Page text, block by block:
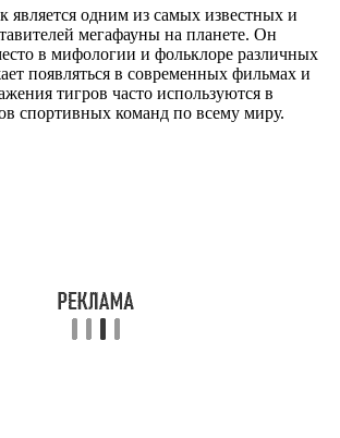
одним из самых известных и
мегафауны на планете. Он
в мифологии и фольклоре различных
появляться в современных фильмах и
тигров часто используются в
спортивных команд по всему миру.